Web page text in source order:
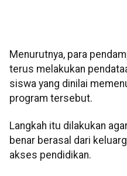
Menurutnya, para
terus melakukan
siswa yang dinilai
program tersebut.
Langkah itu dilakukan
benar berasal dari
akses pendidikan.